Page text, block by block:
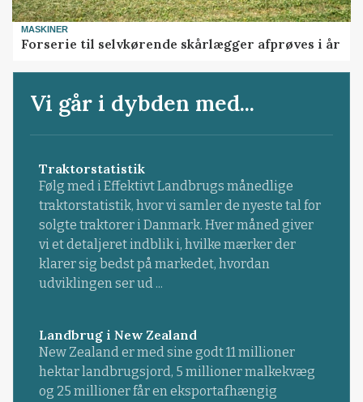
MASKINER
Forserie til selvkørende skårlægger afprøves i år
Vi går i dybden med...
Traktorstatistik
Følg med i Effektivt Landbrugs månedlige
traktorstatistik, hvor vi samler de nyeste tal for
solgte traktorer i Danmark. Hver måned giver
vi et detaljeret indblik i, hvilke mærker der
klarer sig bedst på markedet, hvordan
udviklingen ser ud ...
Landbrug i New Zealand
New Zealand er med sine godt 11 millioner
hektar landbrugsjord, 5 millioner malkekvæg
og 25 millioner får en eksportafhængig